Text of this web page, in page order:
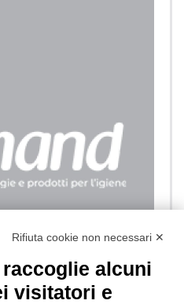
Rifiuta cookie non necessari ✕
alcuni
visitatori e